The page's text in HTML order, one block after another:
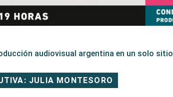
audiovisual argentina en un solo sitio
JULIA MONTESORO